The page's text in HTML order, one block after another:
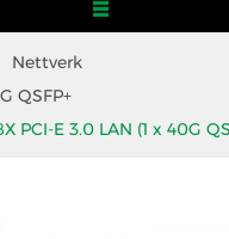
Nettverk
QSFP+
PCI-E 3.0 LAN (1 x 40G